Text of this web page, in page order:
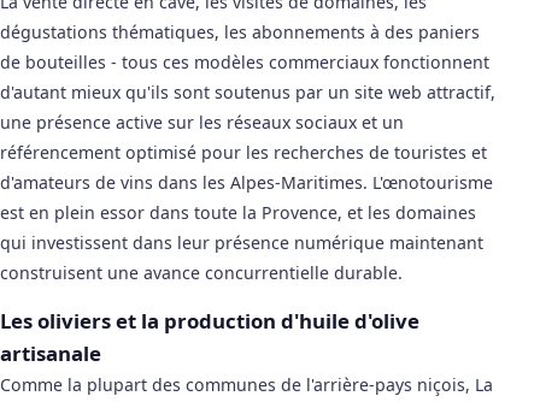
dégustations thématiques, les abonnements à des paniers
de bouteilles - tous ces modèles commerciaux fonctionnent
d'autant mieux qu'ils sont soutenus par un site web attractif,
une présence active sur les réseaux sociaux et un
référencement optimisé pour les recherches de touristes et
d'amateurs de vins dans les Alpes-Maritimes. L'œnotourisme
est en plein essor dans toute la Provence, et les domaines
qui investissent dans leur présence numérique maintenant
construisent une avance concurrentielle durable.
Les oliviers et la production d'huile d'olive
artisanale
Comme la plupart des communes de l'arrière-pays niçois, La